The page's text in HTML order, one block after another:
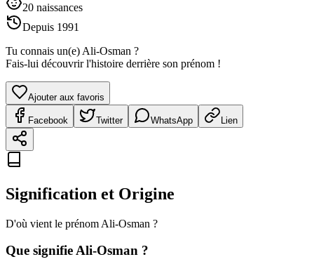
20 naissances
Depuis 1991
Tu connais un(e) Ali-Osman ?
Fais-lui découvrir l'histoire derrière son prénom !
Ajouter aux favoris
Facebook Twitter WhatsApp Lien
Signification et Origine
D'où vient le prénom Ali-Osman ?
Que signifieAli-Osman ?